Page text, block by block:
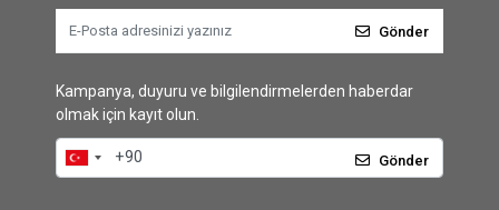
Gönder
Kampanya, duyuru ve bilgilendirmelerden haberdar
olmak için kayıt olun.
Gönder